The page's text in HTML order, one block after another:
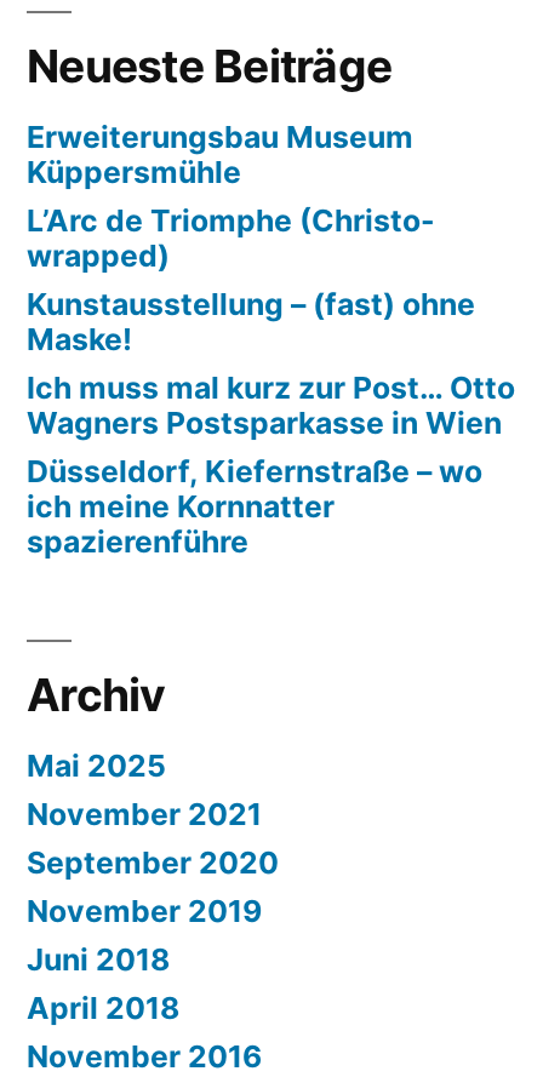
Neueste Beiträge
Erweiterungsbau Museum
Küppersmühle
L’Arc de Triomphe (Christo-
wrapped)
Kunstausstellung – (fast) ohne
Maske!
Ich muss mal kurz zur Post… Otto
Wagners Postsparkasse in Wien
Düsseldorf, Kiefernstraße – wo
ich meine Kornnatter
spazierenführe
Archiv
Mai 2025
November 2021
September 2020
November 2019
Juni 2018
April 2018
November 2016